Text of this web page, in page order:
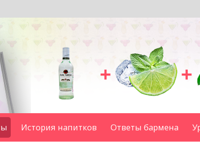
+ +
История напитков Ответы бармена